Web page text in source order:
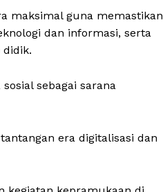
maksimal guna memastikan
dan informasi, serta
didik.
sebagai sarana
era digitalisasi dan